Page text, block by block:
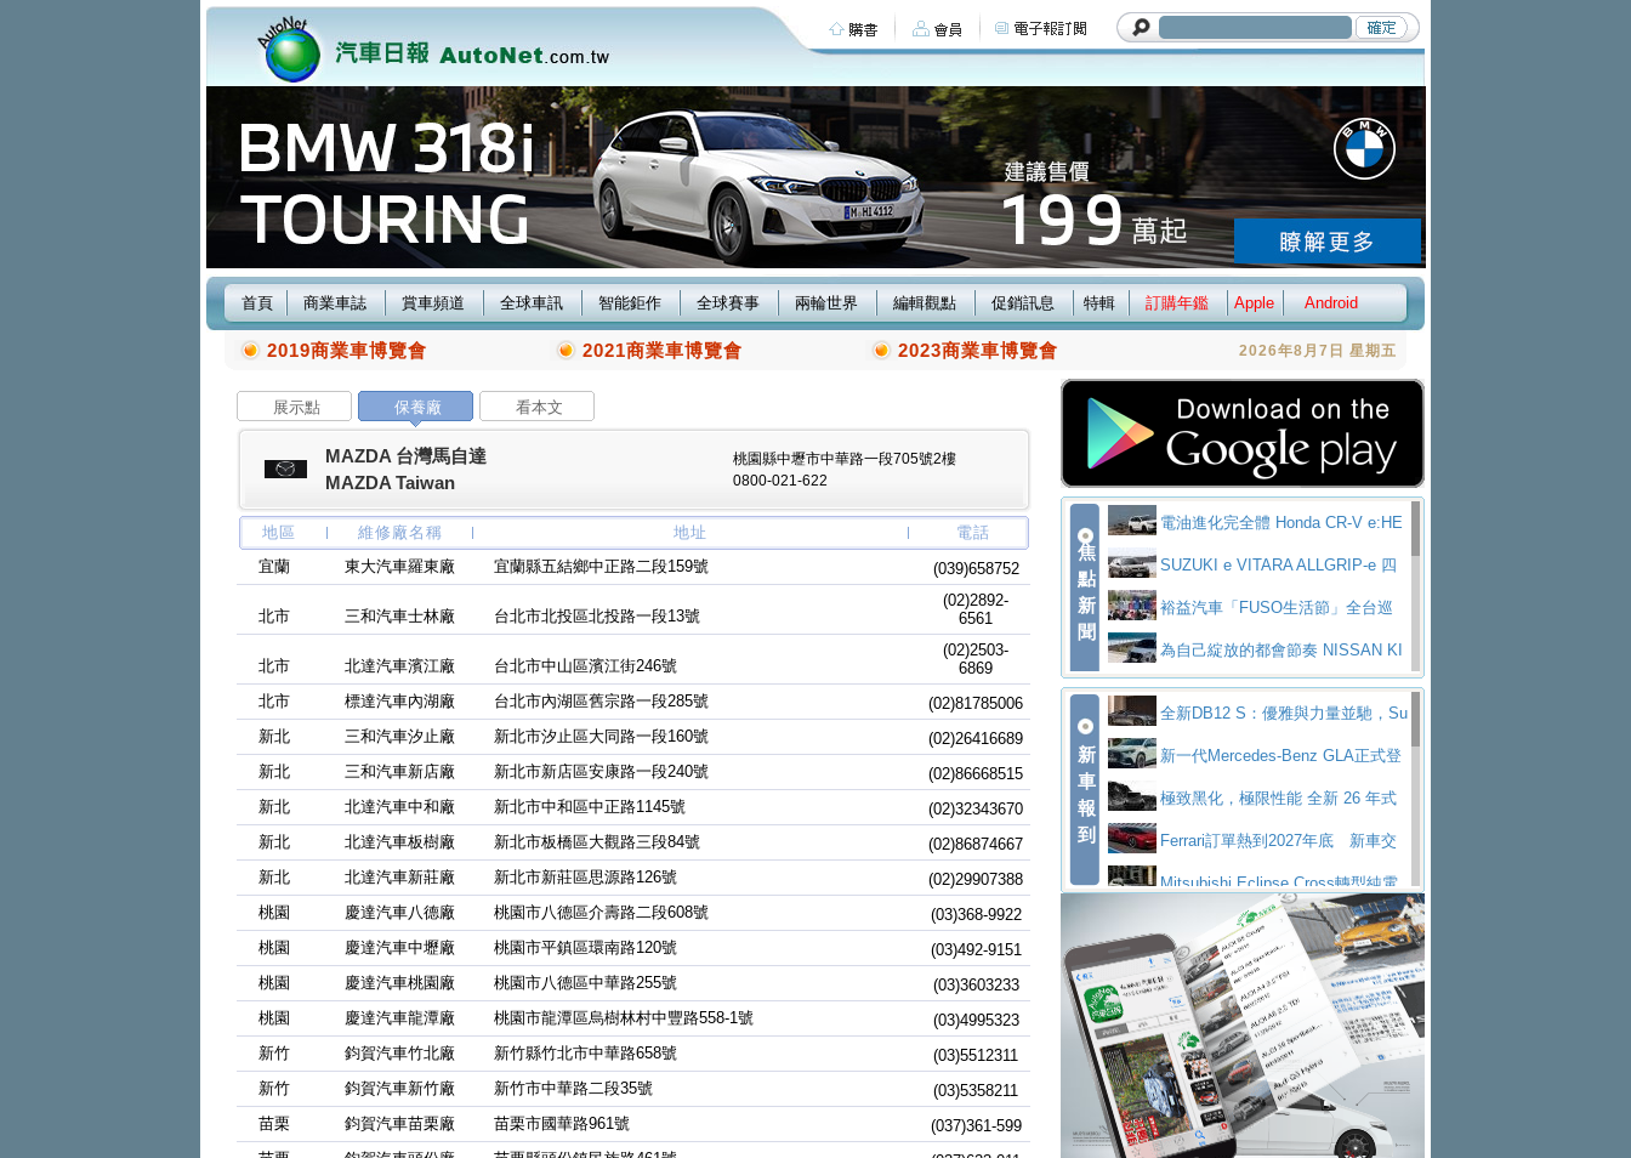
首頁 商業車誌 賞車頻道 全球車訊 智能鉅作 全球賽事 兩輪世界 編輯觀點 促銷訊息 特輯 訂購年鑑 Apple Android
2019商業車博覽會 2021商業車博覽會 2023商業車博覽會 2026年8月7日 星期五
展示點 保養廠 看本文
MAZDA 台灣馬自達
MAZDA Taiwan
桃園縣中壢市中華路一段705號2樓
0800-021-622
地區 維修廠名稱 地址
電話
宜蘭
東大汽車羅東廠 宜蘭縣五結鄉中正路二段159號 (039)658752
北市 三和汽車士林廠 台北市北投區北投路一段13號
(02)2892-
6561
北市 北達汽車濱江廠 台北市中山區濱江街246號
(02)2503-
6869
北市
標達汽車內湖廠 台北市內湖區舊宗路一段285號
(02)81785006
新北
三和汽車汐止廠 新北市汐止區大同路一段160號
(02)26416689
新北
三和汽車新店廠 新北市新店區安康路一段240號
(02)86668515
新北
北達汽車中和廠 新北市中和區中正路1145號
(02)32343670
新北
北達汽車板樹廠 新北市板橋區大觀路三段84號
(02)86874667
新北
北達汽車新莊廠 新北市新莊區思源路126號
(02)29907388
桃園
慶達汽車八德廠 桃園市八德區介壽路二段608號
(03)368-9922
桃園
慶達汽車中壢廠 桃園市平鎮區環南路120號
(03)492-9151
桃園
慶達汽車桃園廠 桃園市八德區中華路255號
(03)3603233
桃園
慶達汽車龍潭廠 桃園市龍潭區烏樹林村中豐路558-1號
(03)4995323
新竹
鈞賀汽車竹北廠 新竹縣竹北市中華路658號
(03)5512311
新竹
鈞賀汽車新竹廠 新竹市中華路二段35號
(03)5358211
苗栗
鈞賀汽車苗栗廠 苗栗市國華路961號
(037)361-599
焦
點
新
聞
電油進化完全體 Honda CR-V e:HE
V PrestigeSUZUKI e VITARA ALLGRIP-e 四
驅精神的純電新詮釋
裕益汽車「FUSO生活節」全台巡
迴 結合生活體驗、交通安全與購車優惠
為自己綻放的都會節奏 NISSAN KI
CKS SAKURA為品味獨具層峰買家打造的頂級座
駕，MAZDA CX-90 33T AWD Premium Ca
ptain Seat
EV
技的座駕! Ford Territory中型油電休旅
SO Super Great今日在台登場，結合先進安
ntis四品牌經銷權，全新多品牌旗艦展示中
心開幕啟用
屏東特搜大隊再添新利器 SITRAK
救助器材車買氣不衰、SUZUKI經銷商勇於開啟
全新大店，新北都鈴木占地500坪土城旗艦
展示中心開幕
2025第七屆ISUZU運轉職人挑戰賽
熱血登場 展現極致車技與專業職人精神
H2GP世界總決賽圓滿落幕 台灣團
隊表現精彩淨零減碳指標性應用 純電動水泥預
拌車 消防車除了滅火裝備還需要什麼？
新
車
報
到
全新DB12 S：優雅與力量並馳，Su
per Tourer的顛峰之作
新一代Mercedes-Benz GLA正式登
場 續航最高657公里、支援320kW快充
極致黑化，極限性能 全新 26 年式
DEFENDER OCTA BLACK 限量登台
Ferrari訂單熱到2027年底 新車交
付至少得等一年以上
Mitsubishi Eclipse Cross轉型純電
休旅 87kWh電池續航超過600公里
全新BMW 318i Touring豪華旅行車
全台限量200台 進化現型
不等零關稅的紅利，Jeep品牌今日
起展開首批車交車
Volvo EX60 即將叩關，靜肅性、底
盤與數位介面搶先揭露
Audi Q9 將於 2026 年底上市 旗艦
大型 SUV 鎖定七人座豪華市場
BMW攜手漫威電影【蜘蛛人：重生
日】 Skoda 發表全新 Peaq 內裝：七人